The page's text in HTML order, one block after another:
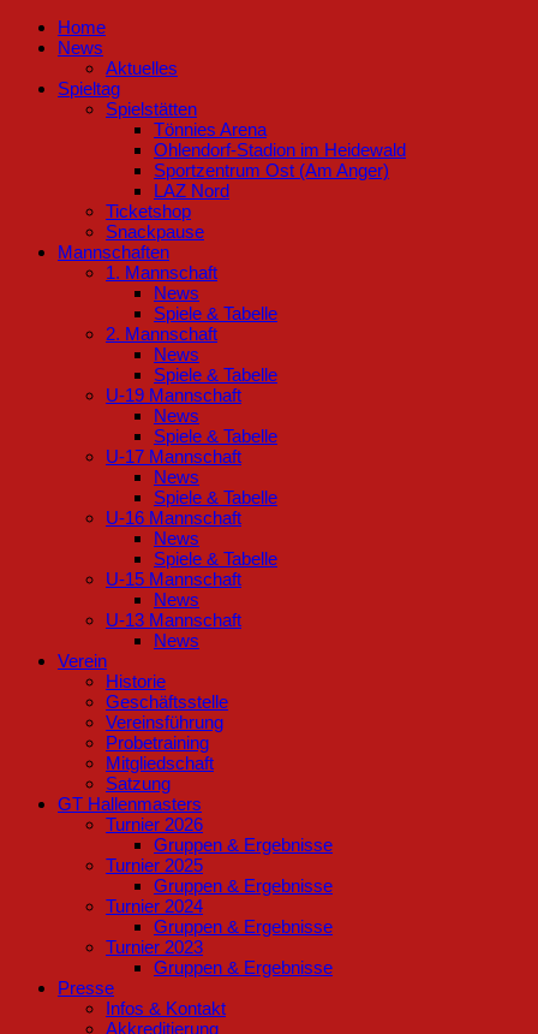
Home
News
Aktuelles
Spieltag
Spielstätten
Tönnies Arena
Ohlendorf-Stadion im Heidewald
Sportzentrum Ost (Am Anger)
LAZ Nord
Ticketshop
Snackpause
Mannschaften
1. Mannschaft
News
Spiele & Tabelle
2. Mannschaft
News
Spiele & Tabelle
U-19 Mannschaft
News
Spiele & Tabelle
U-17 Mannschaft
News
Spiele & Tabelle
U-16 Mannschaft
News
Spiele & Tabelle
U-15 Mannschaft
News
U-13 Mannschaft
News
Verein
Historie
Geschäftsstelle
Vereinsführung
Probetraining
Mitgliedschaft
Satzung
GT Hallenmasters
Turnier 2026
Gruppen & Ergebnisse
Turnier 2025
Gruppen & Ergebnisse
Turnier 2024
Gruppen & Ergebnisse
Turnier 2023
Gruppen & Ergebnisse
Presse
Infos & Kontakt
Akkreditierung